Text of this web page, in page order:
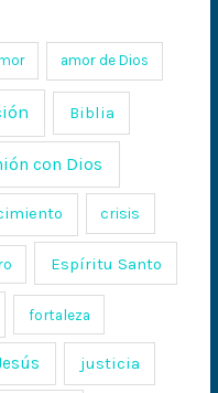
amor de Dios
Biblia
con Dios
crisis
Espíritu Santo
fortaleza
justicia